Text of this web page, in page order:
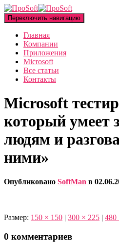
Переключить навигацию
Главная
Компании
Приложения
Microsoft
Все статьи
Контакты
Microsoft
который умеет
людям и
ними»
Опубликовано SoftMan в
Размер: 150 × 150 | 300 × 225 | 480
0 комментариев